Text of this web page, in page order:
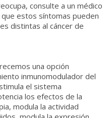
consulte a un médico
estos síntomas pueden
distintas al cáncer de
una opción
inmunomodulador del
el sistema
los efectos de la
modula la actividad